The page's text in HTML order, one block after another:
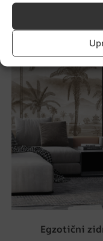
Egzotični